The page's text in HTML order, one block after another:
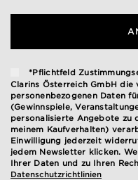
*Pflichtfeld
Clarins Österreich GmbH die
personenbezogenen Daten
(Gewinnspiele,
personalisierte Angebote zu
meinem Kaufverhalten)
Einwilligung jederzeit
jedem Newsletter klicken.
Ihrer Daten und zu Ihren
Datenschutzrichtlinien